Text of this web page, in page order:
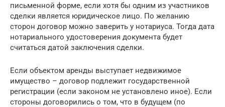
письменной форме, если хотя бы одним из участников
сделки является юридическое лицо. По желанию
сторон договор можно заверить у нотариуса. Тогда дата
нотариального удостоверения документа будет
считаться датой заключения сделки.
Если объектом аренды выступает недвижимое
имущество – договор подлежит государственной
регистрации (если законом не установлено иное). Если
стороны договорились о том, что в будущем (по